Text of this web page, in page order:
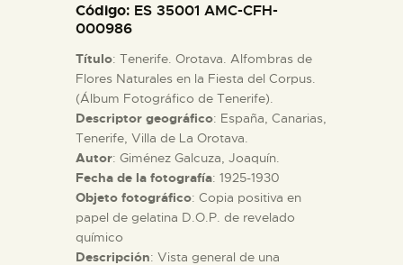
COLECCIONES
DIDÁCTICA
ESPAÑOL
Código: ES 35001 AMC-CFH-
000986
Título: Tenerife. Orotava. Alfombras de
Flores Naturales en la Fiesta del Corpus.
(Álbum Fotográfico de Tenerife).
Descriptor geográfico: España, Canarias,
Tenerife, Villa de La Orotava.
Autor: Giménez Galcuza, Joaquín.
Fecha de la fotografía: 1925-1930
Objeto fotográfico: Copia positiva en
papel de gelatina D.O.P. de revelado
químico
Descripción: Vista general de una